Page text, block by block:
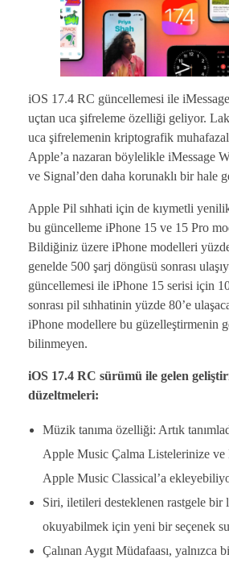
iOS 17.4 RC güncellemesi ile
uçtan uca şifreleme özelliği geliyor.
uca şifrelemenin kriptografik
Apple’a nazaran böylelikle iMessage
ve Signal’den daha korunaklı bir hale
Apple Pil sıhhati için de kıymetli
bu güncelleme iPhone 15 ve 15 Pro
Bildiğiniz üzere iPhone modelleri
genelde 500 şarj döngüsü sonrası
güncellemesi ile iPhone 15 serisi için
sonrası pil sıhhatinin yüzde 80’e
iPhone modellere bu güzelleştirmenin
bilinmeyen.
iOS 17.4 RC sürümü ile gelen
düzeltmeleri:
Müzik tanıma özelliği: Artık
Apple Music Çalma Listelerinize ve
Apple Music Classical’a
Siri, iletileri desteklenen rastgele bir
okuyabilmek için yeni bir seçenek
Çalınan Aygıt Müdafaası, yalnızca